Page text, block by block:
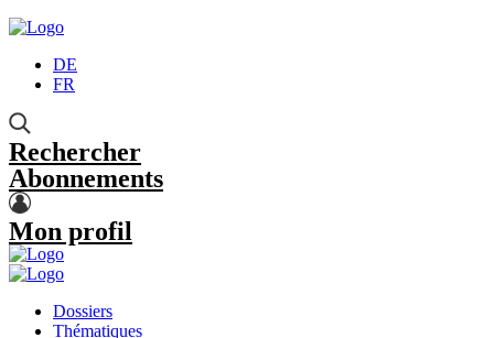
DE
FR
Rechercher
Abonnements
Mon profil
Dossiers
Thématiques